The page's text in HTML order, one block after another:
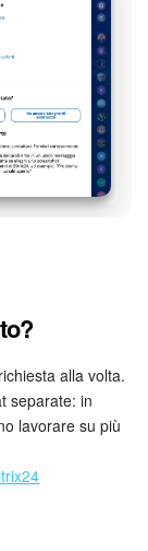
alla volta.
separate: in
lavorare su più